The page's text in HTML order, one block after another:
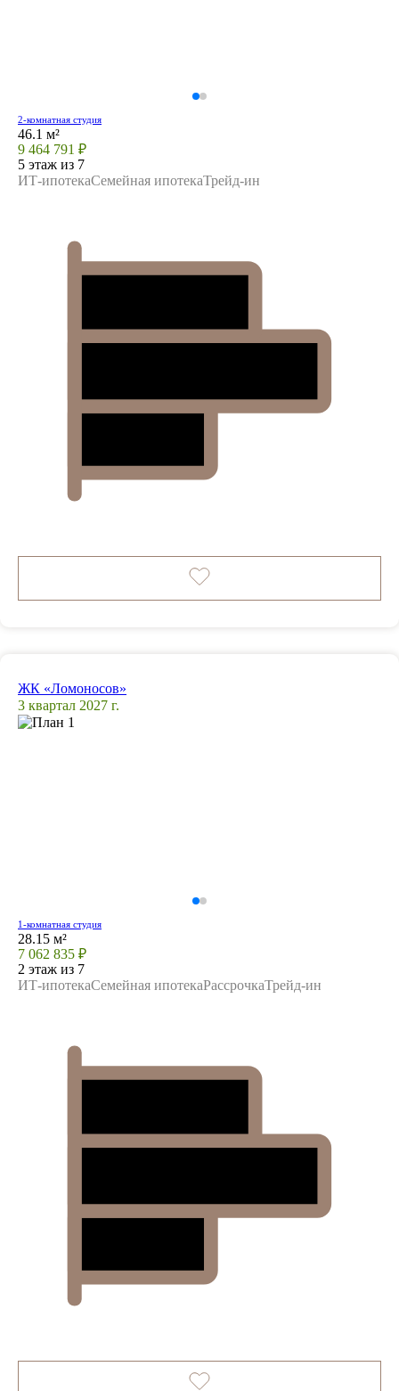
2-комнатная студия
46.1 м²
9 464 791 ₽
5 этаж из 7
ИТ-ипотекаСемейная ипотекаТрейд-ин
ЖК «Ломоносов»
3 квартал 2027 г.
1-комнатная студия
28.15 м²
7 062 835 ₽
2 этаж из 7
ИТ-ипотекаСемейная ипотекаРассрочкаТрейд-ин